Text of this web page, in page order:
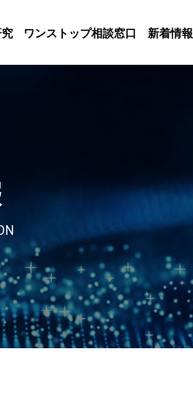
ワンストップ相談窓口 新着情報